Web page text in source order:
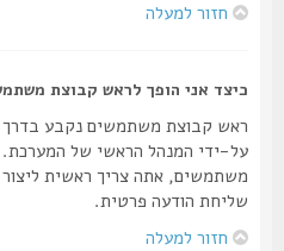
חזור למעלה
כיצד אני הופך לראש קבוצת משתמשים?
ראש קבוצת משתמשים נקבע בדרך כלל
על-ידי המנהל הראשי של המערכת. אם
משתמשים, אתה צריך ראשית ליצור
שליחת הודעה פרטית.
חזור למעלה